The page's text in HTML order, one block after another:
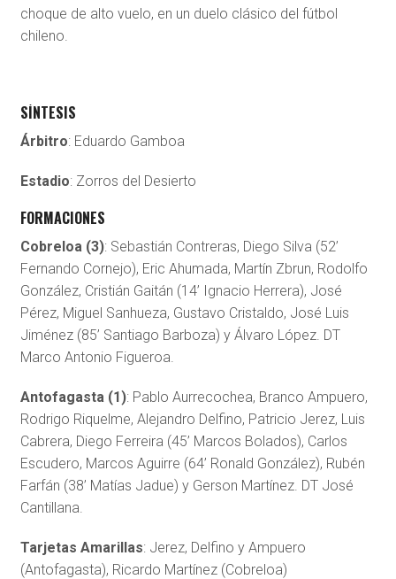
choque de alto vuelo, en un duelo clásico del fútbol
chileno.
SÍNTESIS
Árbitro: Eduardo Gamboa
Estadio: Zorros del Desierto
FORMACIONES
Cobreloa (3): Sebastián Contreras, Diego Silva (52’
Fernando Cornejo), Eric Ahumada, Martín Zbrun, Rodolfo
González, Cristián Gaitán (14’ Ignacio Herrera), José
Pérez, Miguel Sanhueza, Gustavo Cristaldo, José Luis
Jiménez (85’ Santiago Barboza) y Álvaro López. DT
Marco Antonio Figueroa.
Antofagasta (1): Pablo Aurrecochea, Branco Ampuero,
Rodrigo Riquelme, Alejandro Delfino, Patricio Jerez, Luis
Cabrera, Diego Ferreira (45’ Marcos Bolados), Carlos
Escudero, Marcos Aguirre (64’ Ronald González), Rubén
Farfán (38’ Matías Jadue) y Gerson Martínez. DT José
Cantillana.
Tarjetas Amarillas: Jerez, Delfino y Ampuero
(Antofagasta), Ricardo Martínez (Cobreloa)